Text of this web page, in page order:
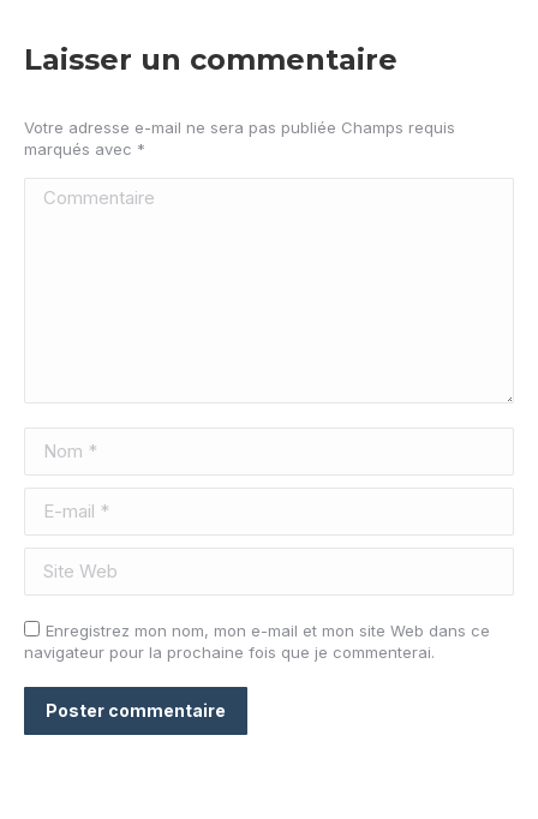
Laisser un commentaire
Votre adresse e-mail ne sera pas publiée Champs requis
marqués avec *
Commentaire
Nom *
E-mail *
Site Web
Enregistrez mon nom, mon e-mail et mon site Web dans ce
navigateur pour la prochaine fois que je commenterai.
Poster commentaire